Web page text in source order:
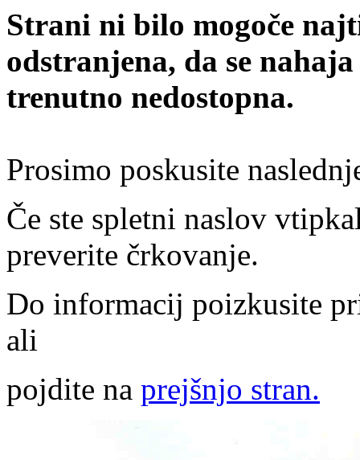
Strani ni bilo mogoče
odstranjena, da se
trenutno nedostopna.
Prosimo poskusite
Če ste spletni naslov
preverite črkovanje.
Do informacij poizkusite
ali
pojdite na prejšnjo stran.